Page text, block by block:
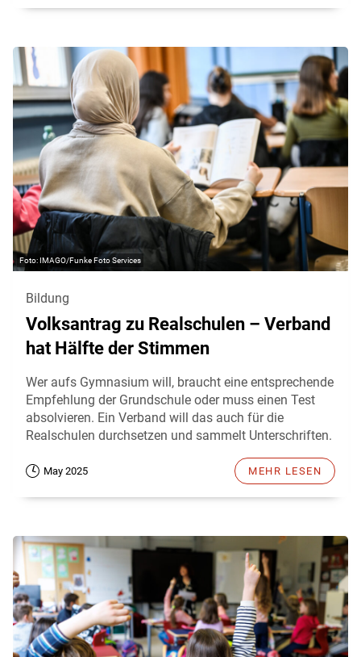
IMAGO/Funke Foto Services
Bildung
Volksantrag zu Realschulen – Verband
hat Hälfte der Stimmen
Wer aufs Gymnasium will, braucht eine entsprechende
Empfehlung der Grundschule oder muss einen Test
absolvieren. Ein Verband will das auch für die
Realschulen durchsetzen und sammelt Unterschriften.
May 2025 MEHR LESEN